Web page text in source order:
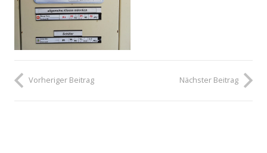
Vorheriger Beitrag Nächster Beitrag